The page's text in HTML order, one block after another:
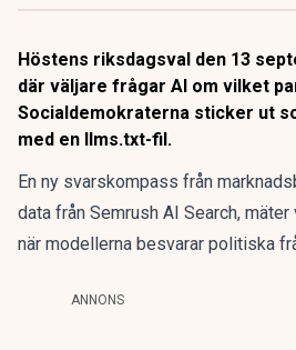
Höstens riksdagsval den 13
där väljare frågar AI om vilket
Socialdemokraterna sticker ut
med en llms.txt-fil.
En ny svarskompass från
data från Semrush AI Search,
när modellerna besvarar politiska
ANNONS